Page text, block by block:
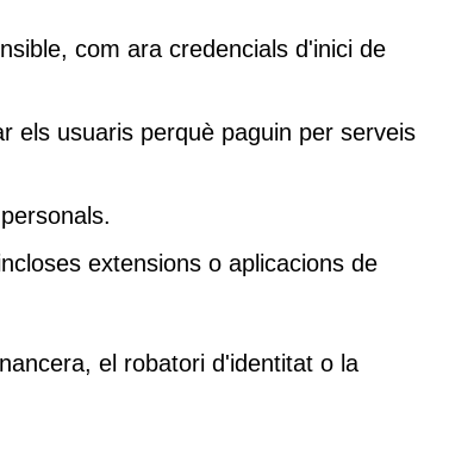
com ara credencials d'inici de
els usuaris perquè paguin per serveis
extensions o aplicacions de
el robatori d'identitat o la